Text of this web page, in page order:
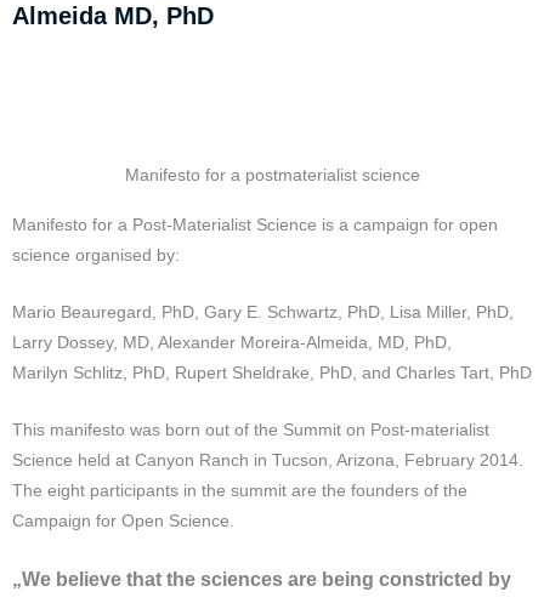
Almeida MD, PhD
Manifesto for a postmaterialist science
Manifesto for a Post-Materialist Science is a campaign for open
science organised by:
Mario Beauregard, PhD, Gary E. Schwartz, PhD, Lisa Miller, PhD,
Larry Dossey, MD, Alexander Moreira-Almeida, MD, PhD,
Marilyn Schlitz, PhD, Rupert Sheldrake, PhD, and Charles Tart, PhD
This manifesto was born out of the Summit on Post-materialist
Science held at Canyon Ranch in Tucson, Arizona, February 2014.
The eight participants in the summit are the founders of the
Campaign for Open Science.
„We believe that the sciences are being constricted by